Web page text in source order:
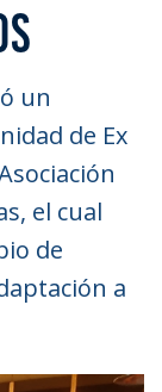
un
de Ex
el cual
de
a